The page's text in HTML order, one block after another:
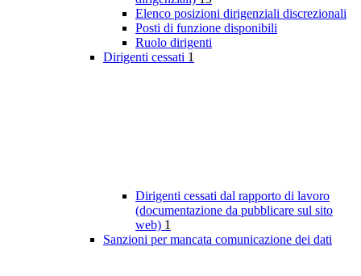
Elenco posizioni dirigenziali discrezionali
Posti di funzione disponibili
Ruolo dirigenti
Dirigenti cessati 1
Dirigenti cessati dal rapporto di lavoro
(documentazione da pubblicare sul sito
web) 1
Sanzioni per mancata comunicazione dei dati